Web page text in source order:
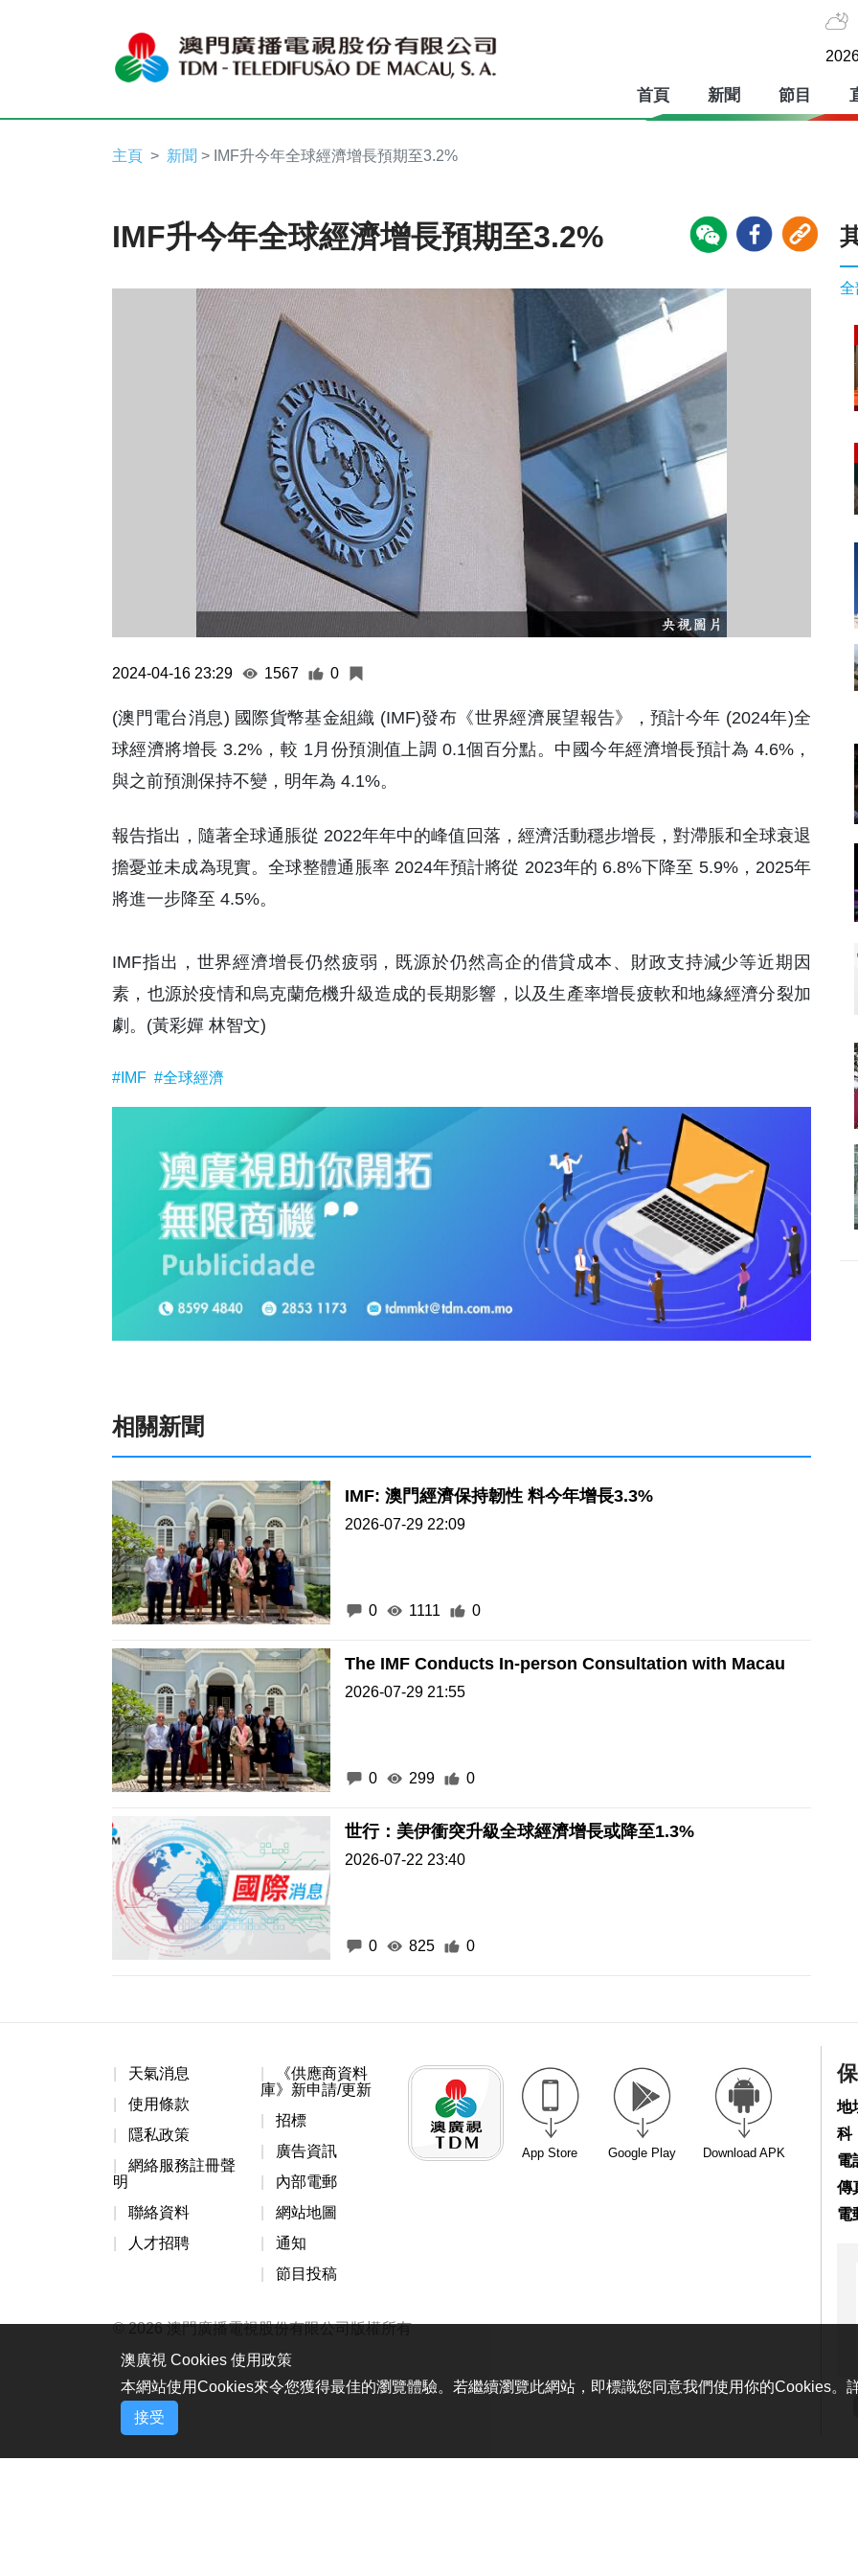
首頁 新聞 節目
主頁 新聞 > IMF升今年全球經濟增長預期至3.2%
IMF升今年全球經濟增長預期至3.2%
2024-04-16 23:29 1567 0
(澳門電台消息) 國際貨幣基金組織 (IMF)發布《世界經濟展望報告》，預計今年 (2024年)全
球經濟將增長 3.2%，較 1月份預測值上調 0.1個百分點。中國今年經濟增長預計為 4.6%，
與之前預測保持不變，明年為 4.1%。
報告指出，隨著全球通脹從 2022年年中的峰值回落，經濟活動穩步增長，對滯脹和全球衰退
擔憂並未成為現實。全球整體通脹率 2024年預計將從 2023年的 6.8%下降至 5.9%，2025年
將進一步降至 4.5%。
IMF指出，世界經濟增長仍然疲弱，既源於仍然高企的借貸成本、財政支持減少等近期因
素，也源於疫情和烏克蘭危機升級造成的長期影響，以及生產率增長疲軟和地緣經濟分裂加
劇。(黃彩嬋 林智文)
#IMF #全球經濟
相關新聞
IMF: 澳門經濟保持韌性 料今年增長3.3%
2026-07-29 22:09
0 1111 0
The IMF Conducts In-person Consultation with Macau
2026-07-29 21:55
0 299 0
世行：美伊衝突升級全球經濟增長或降至1.3%
2026-07-22 23:40
0 825 0
全
天氣消息
使用條款
隱私政策
網絡服務註冊聲
明
聯絡資料
人才招聘
《供應商資料
庫》新申請/更新
招標
廣告資訊
內部電郵
網站地圖
通知
節目投稿
App Store Google Play Download APK
© 2026 澳門廣播電視股份有限公司版權所有
地
科
電
傳
電
澳廣視 Cookies 使用政策
本網站使用Cookies來令您獲得最佳的瀏覽體驗。若繼續瀏覽此網站，即標識您同意我們使用你的Cookies。
接受